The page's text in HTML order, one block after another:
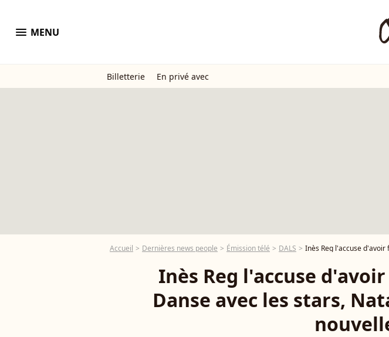
menu MENU
Billetterie En privé avec
Accueil Dernières news people Émission télé DALS Inès Reg l'accuse d'avoir
Inès Reg l'accuse
Danse avec les stars,